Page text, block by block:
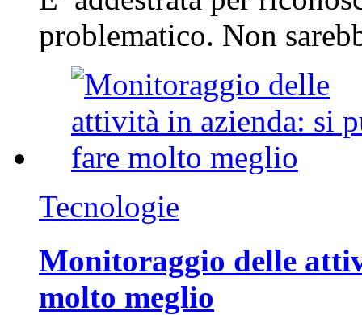
problematico. Non
Tecnologie
Monitoraggio delle
molto meglio